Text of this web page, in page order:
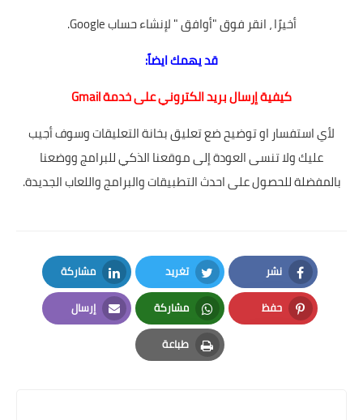
أخيرًا ، انقر فوق "أوافق " لإنشاء حساب Google.
قد يهمك ايضاً:
كيفية إرسال بريد الكتروني على خدمة Gmail
لأي استفسار او توضيح ضع تعليق بخانة التعليقات وسوف أجيب
عليك ولا تنسى العودة إلى موقعنا الذكي للبرامج ووضعنا
بالمفضلة للحصول على احدث التطبيقات والبرامج واللعاب الجديدة.
نشر
Facebook
تغريد
Twitter
مشاركة
LinkedIn
حفظ
Pinterest
مشاركة
Whatsapp
إرسال
Email
طباعة
Print